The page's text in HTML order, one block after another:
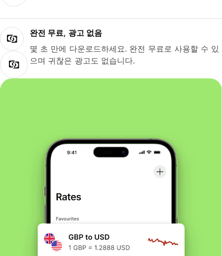
완전 무료, 광고 없음
몇 초 만에 다운로드하세요. 완전 무료로 사용할 수 있
으며 귀찮은 광고도 없습니다.